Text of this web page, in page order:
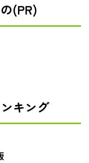
(PR)
キング